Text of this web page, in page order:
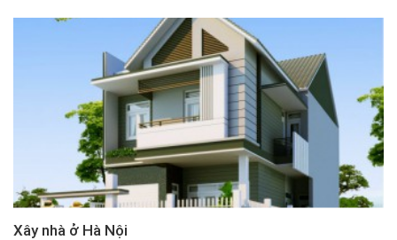
Xây nhà ở Hà Nội